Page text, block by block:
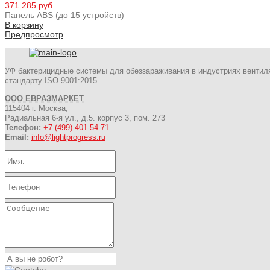
371 285 руб.
Панель ABS (до 15 устройств)
В корзину
Предпросмотр
УФ бактерицидные системы для обеззараживания в индустриях
стандарту ISO 9001:2015.
ООО ЕВРАЗМАРКЕТ
115404 г. Москва,
Радиальная 6-я ул., д.5. корпус 3, пом. 273
Телефон: +7 (499) 401-54-71
Email: info@lightprogress.ru